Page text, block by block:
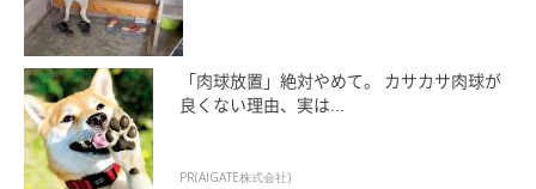
「肉球放置」絶対やめて。 カサカサ肉球が
良くない理由、実は...
PR(AIGATE株式会社)